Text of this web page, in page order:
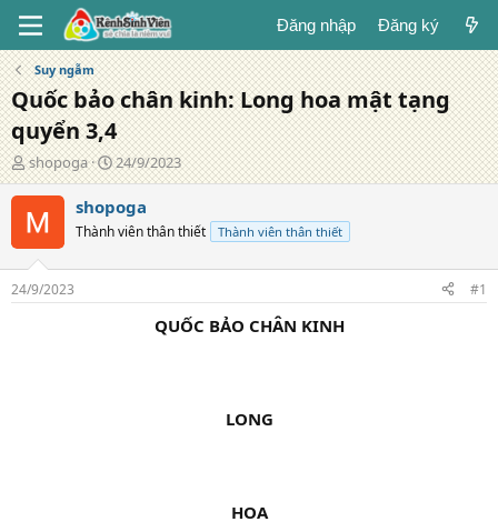
Đăng nhập Đăng ký
Suy ngẫm
Quốc bảo chân kinh: Long hoa mật tạng
quyển 3,4
T
á
c
g
ả
shopoga
N
g
à
đ
g
24/9/2023
shopoga
Thành viên thân thiết Thành viên thân thiết
24/9/2023 #1
QUỐC BẢO CHÂN KINH
LONG
HOA